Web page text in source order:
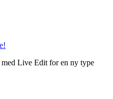
Live Edit for en ny type